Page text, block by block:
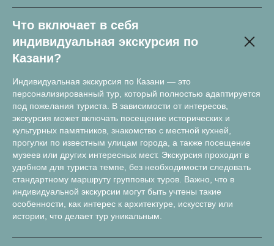
Что включает в себя
индивидуальная экскурсия по
Казани?
Индивидуальная экскурсия по Казани — это
персонализированный тур, который полностью адаптируется
под пожелания туриста. В зависимости от интересов,
экскурсия может включать посещение исторических и
культурных памятников, знакомство с местной кухней,
прогулки по известным улицам города, а также посещение
музеев или других интересных мест. Экскурсия проходит в
удобном для туриста темпе, без необходимости следовать
стандартному маршруту групповых туров. Важно, что в
индивидуальной экскурсии могут быть учтены такие
особенности, как интерес к архитектуре, искусству или
истории, что делает тур уникальным.